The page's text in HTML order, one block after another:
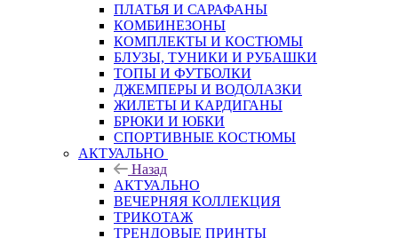
ПЛАТЬЯ И САРАФАНЫ
КОМБИНЕЗОНЫ
КОМПЛЕКТЫ И КОСТЮМЫ
БЛУЗЫ, ТУНИКИ И РУБАШКИ
ТОПЫ И ФУТБОЛКИ
ДЖЕМПЕРЫ И ВОДОЛАЗКИ
ЖИЛЕТЫ И КАРДИГАНЫ
БРЮКИ И ЮБКИ
СПОРТИВНЫЕ КОСТЮМЫ
АКТУАЛЬНО
Назад
АКТУАЛЬНО
ВЕЧЕРНЯЯ КОЛЛЕКЦИЯ
ТРИКОТАЖ
ТРЕНДОВЫЕ ПРИНТЫ